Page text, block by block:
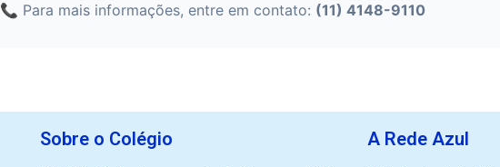
📞 Para mais informações, entre em contato: (11) 4148-9110
Sobre o Colégio A Rede Azul